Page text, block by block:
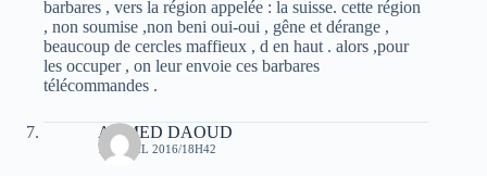
barbares , vers la région appelée : la suisse. cette région
, non soumise ,non beni oui-oui , gêne et dérange ,
beaucoup de cercles maffieux , d en haut . alors ,pour
les occuper , on leur envoie ces barbares
télécommandes .
AHMED DAOUD
12 AVRIL 2016/18H42